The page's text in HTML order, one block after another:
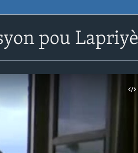
pou Lapriyè